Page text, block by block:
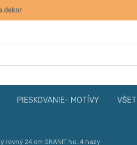
dekor
PIESKOVANIE- MOTÍVY
rovný 24 cm GRANIT No. 4 hazy